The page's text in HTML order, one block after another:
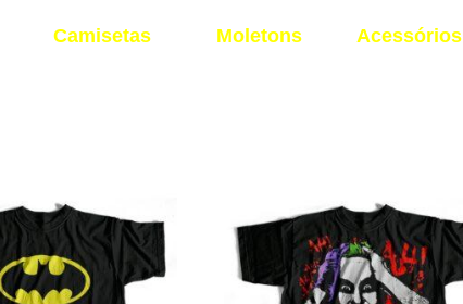
Camisetas Moletons Acessórios